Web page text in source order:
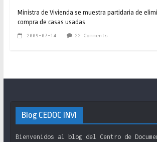
Ministra de Vivienda se muestra partidaria de
compra de casas usadas
2009-07-14 22 Comments
Blog CEDOC INVI
Bienvenidos al blog del Centro de